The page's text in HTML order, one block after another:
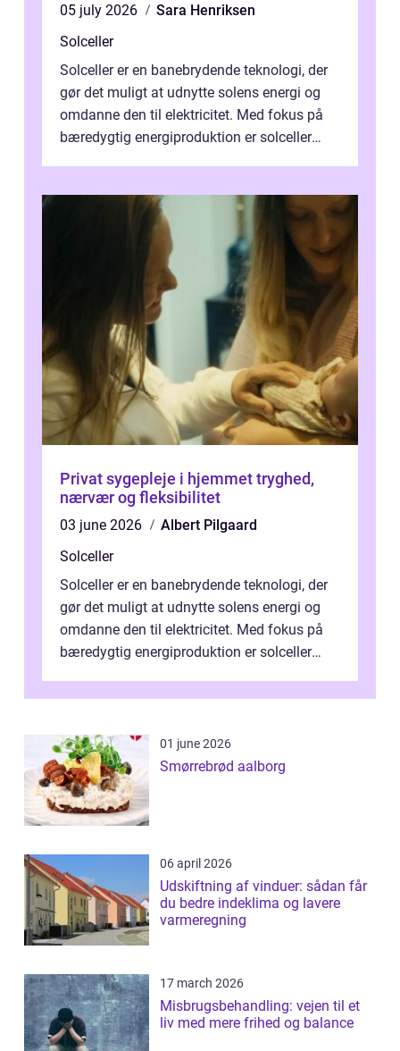
05 july 2026
Sara Henriksen
Solceller
Solceller er en banebrydende teknologi, der
gør det muligt at udnytte solens energi og
omdanne den til elektricitet. Med fokus på
bæredygtig energiproduktion er solceller
Privat sygepleje i hjemmet tryghed,
nærvær og fleksibilitet
03 june 2026
Albert Pilgaard
Solceller
Solceller er en banebrydende teknologi, der
gør det muligt at udnytte solens energi og
omdanne den til elektricitet. Med fokus på
bæredygtig energiproduktion er solceller
01 june 2026
Smørrebrød aalborg
06 april 2026
Udskiftning af vinduer: sådan får
du bedre indeklima og lavere
varmeregning
17 march 2026
Misbrugsbehandling: vejen til et
liv med mere frihed og balance